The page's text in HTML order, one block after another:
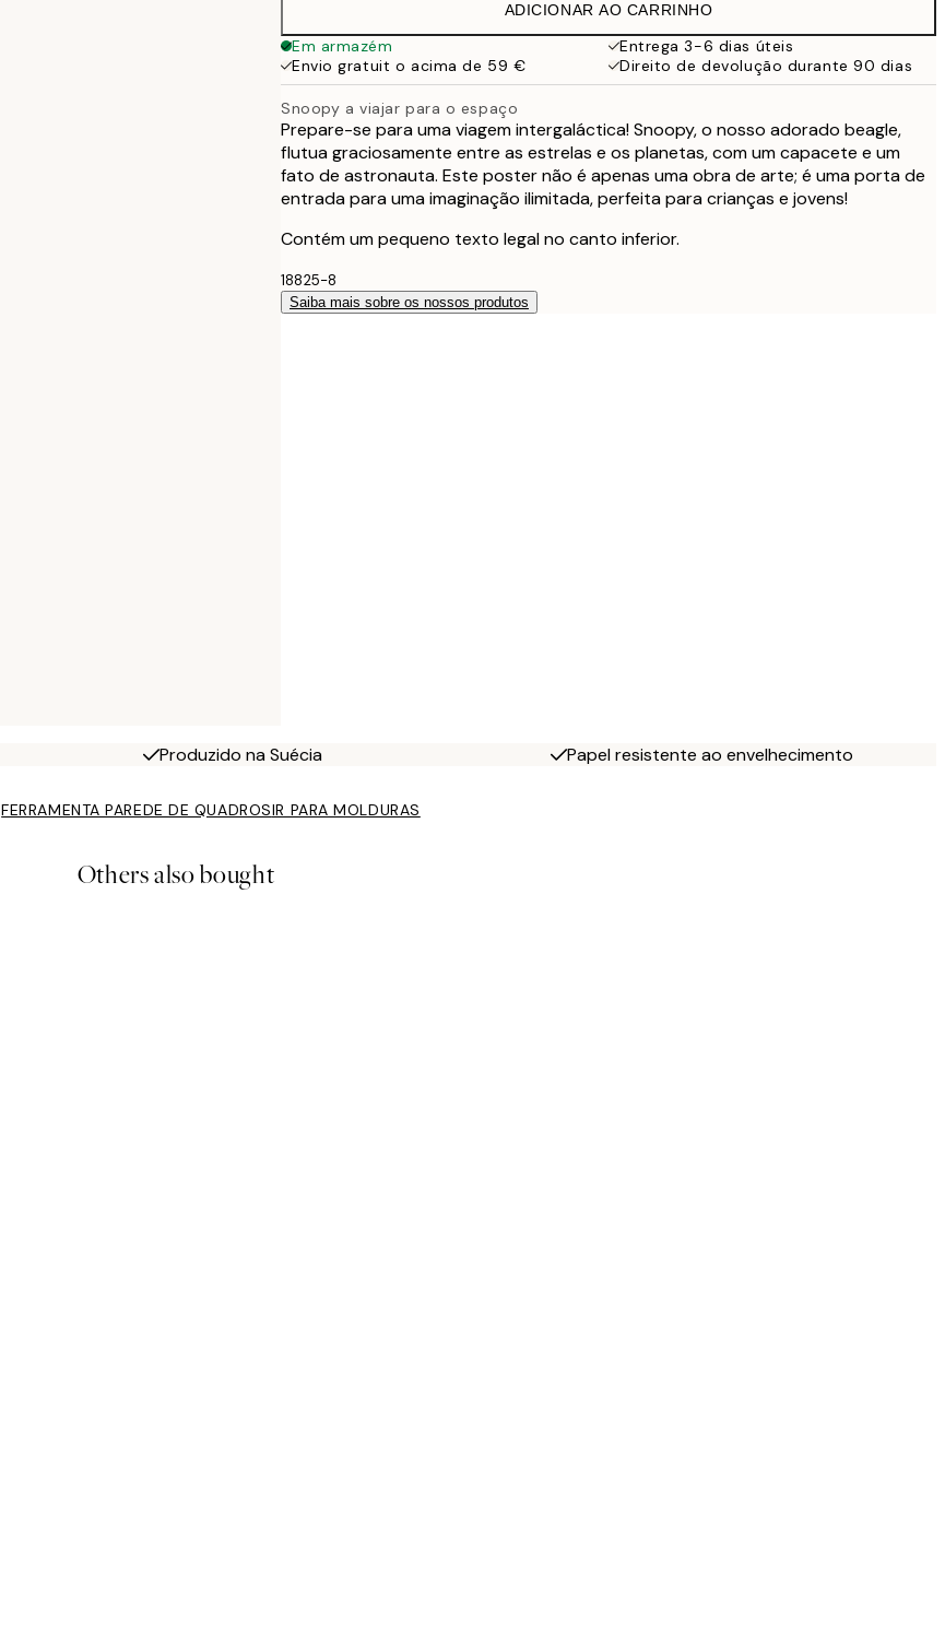
ADICIONAR AO CARRINHO
Em armazém
Entrega 3-6 dias úteis
Envio gratuit o acima de 59 €
Direito de devolução durante 90 dias
Snoopy a viajar para o espaço
Prepare-se para uma viagem intergaláctica! Snoopy, o nosso adorado beagle,
flutua graciosamente entre as estrelas e os planetas, com um capacete e um
fato de astronauta. Este poster não é apenas uma obra de arte; é uma porta de
entrada para uma imaginação ilimitada, perfeita para crianças e jovens!
Contém um pequeno texto legal no canto inferior.
18825-8
Saiba mais sobre os nossos produtos
Produzido na Suécia Papel resistente ao envelhecimento
FERRAMENTA PAREDE DE QUADROSIR PARA MOLDURAS
Others also bought